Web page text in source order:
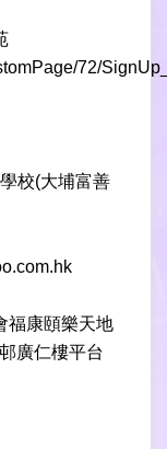
72/
校(大埔富善
福康頤樂天地
廣仁樓平台